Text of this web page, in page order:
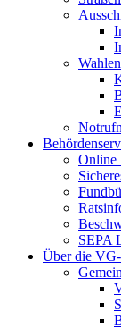
Online
SEPA
Über die